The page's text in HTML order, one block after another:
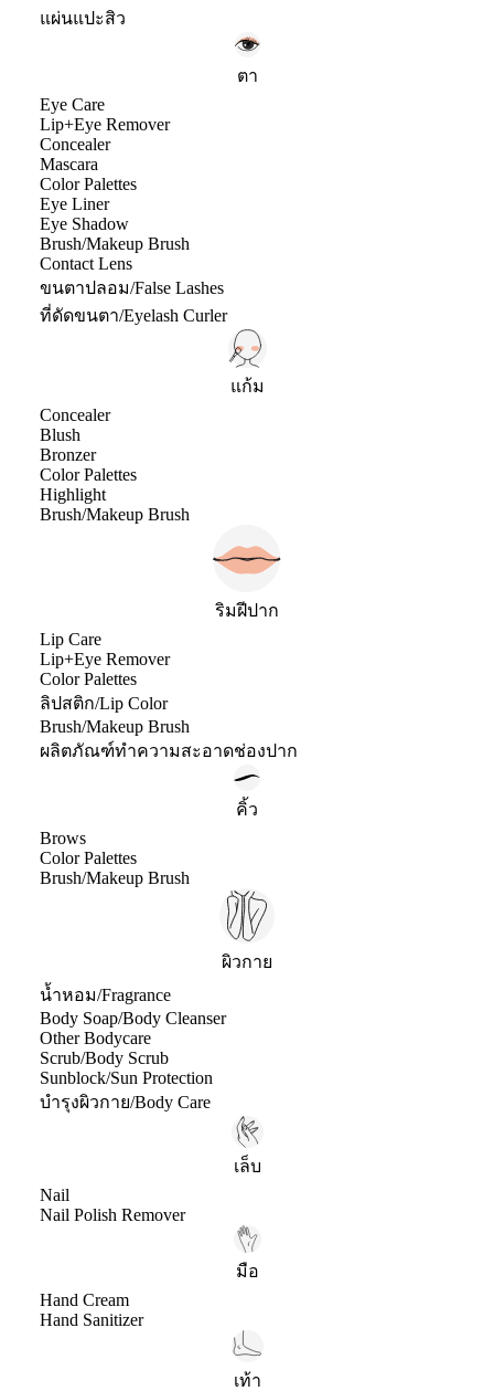
แผ่นแปะสิว
ตา
Eye Care
Lip+Eye Remover
Concealer
Mascara
Color Palettes
Eye Liner
Eye Shadow
Brush/Makeup Brush
Contact Lens
ขนตาปลอม/False Lashes
ที่ดัดขนตา/Eyelash Curler
แก้ม
Concealer
Blush
Bronzer
Color Palettes
Highlight
Brush/Makeup Brush
ริมฝีปาก
Lip Care
Lip+Eye Remover
Color Palettes
ลิปสติก/Lip Color
Brush/Makeup Brush
ผลิตภัณฑ์ทำความสะอาดช่องปาก
คิ้ว
Brows
Color Palettes
Brush/Makeup Brush
ผิวกาย
น้ำหอม/Fragrance
Body Soap/Body Cleanser
Other Bodycare
Scrub/Body Scrub
Sunblock/Sun Protection
บำรุงผิวกาย/Body Care
เล็บ
Nail
Nail Polish Remover
มือ
Hand Cream
Hand Sanitizer
เท้า